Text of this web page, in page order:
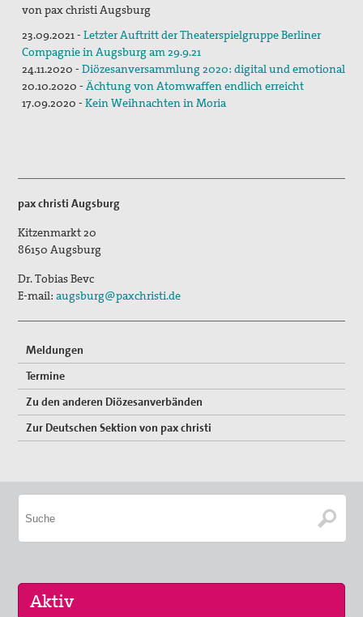
Aktivitäten/ Kampagnen/ Schwerpunkte
Aktion Aufschrei
Den Staat Palästina anerkennen!
Christlich-muslimischer Dialog
Leitungsteam
Ehrenamtliche
Pädagogisches Konzept
Publikationen
Blickpunkt
Erklärungen
Lobbyarbeit
Quartalgottesdienst mit pax christi
Max Josef Metzger-Gedenken
von pax christi Augsburg
23.09.2021 -Letzter Auftritt der Theaterspielgruppe Berliner
Compagnie in Augsburg am 29.9.21
24.11.2020 -Diözesanversammlung 2020: digital und emotional
20.10.2020 -Ächtung von Atomwaffen endlich erreicht
17.09.2020 -Kein Weihnachten in Moria
pax christi Augsburg
Kitzenmarkt 20
86150 Augsburg
Dr. Tobias Bevc
E-mail:augsburg@paxchristi.de
Meldungen
Termine
Zu den anderen Diözesanverbänden
Zur Deutschen Sektion von pax christi